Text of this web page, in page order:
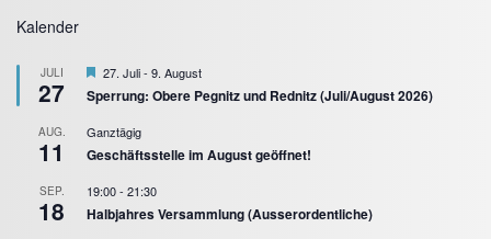
Kalender
JULI
27
Hervorgehoben
27. Juli-9. August
Sperrung: Obere Pegnitz und Rednitz (Juli/August 2026)
AUG.
11
Ganztägig
Geschäftsstelle im August geöffnet!
SEP.
18
19:00-21:30
Halbjahres Versammlung (Ausserordentliche)